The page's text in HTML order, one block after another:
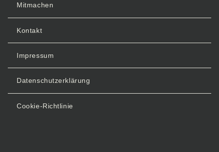
Sponsoring
Kontakt
Mitmachen
Kontakt
Impressum
Datenschutzerklärung
Cookie-Richtlinie